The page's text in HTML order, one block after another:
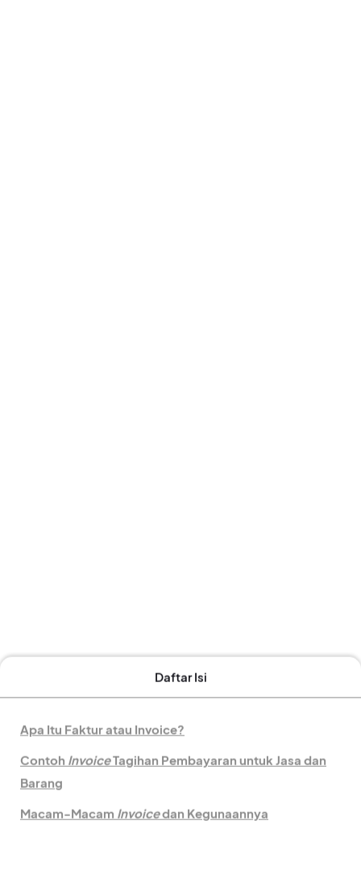
Daftar Isi
Apa Itu Faktur atau Invoice?
Contoh InvoiceTagihan Pembayaran untuk Jasa dan
Barang
Macam-Macam Invoicedan Kegunaannya